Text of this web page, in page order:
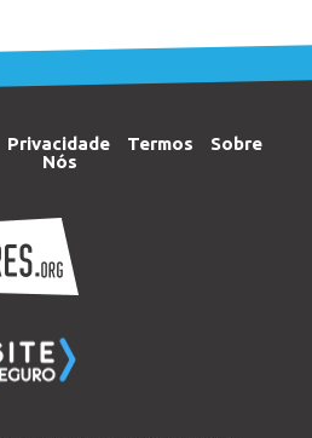
Privacidade Termos
Sobre
Nós